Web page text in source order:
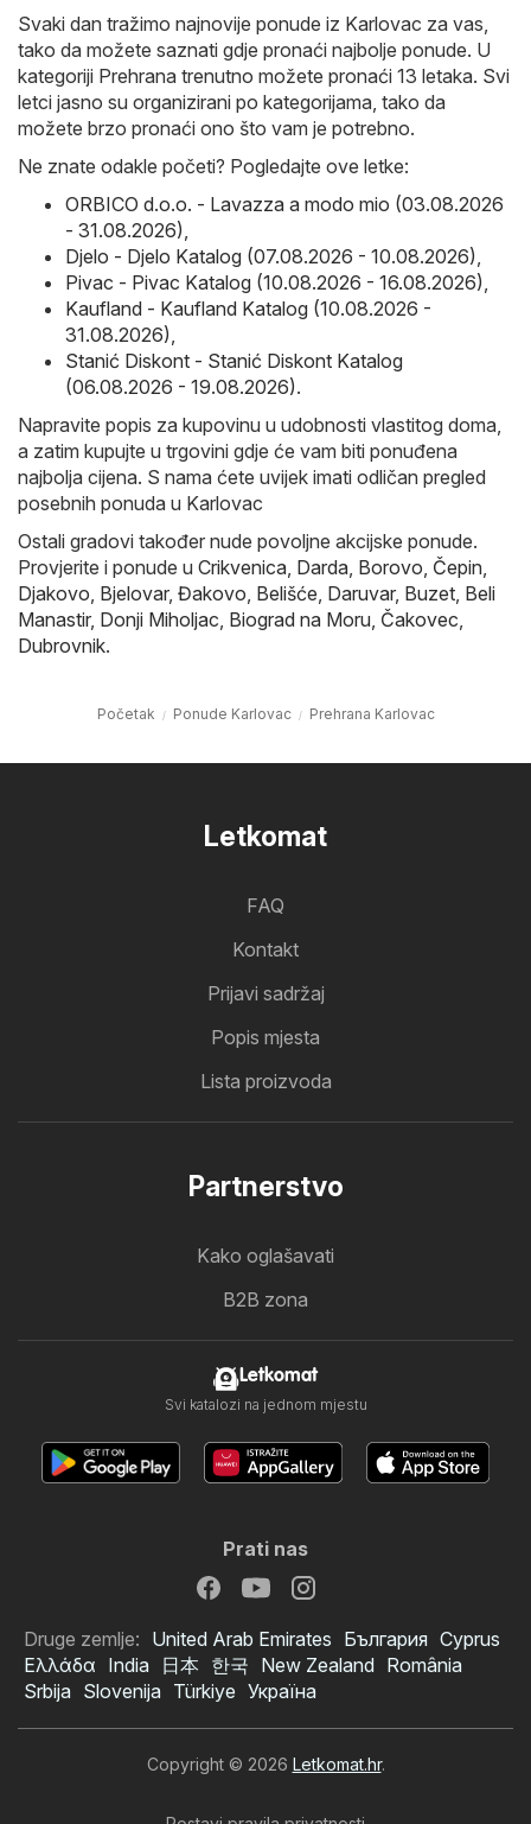
Svaki dan tražimo najnovije ponude iz Karlovac za vas,
tako da možete saznati gdje pronaći najbolje ponude. U
kategoriji Prehrana trenutno možete pronaći 13 letaka. Svi
letci jasno su organizirani po kategorijama, tako da
možete brzo pronaći ono što vam je potrebno.
Ne znate odakle početi? Pogledajte ove letke:
ORBICO d.o.o. - Lavazza a modo mio (03.08.2026
- 31.08.2026),
Djelo - Djelo Katalog (07.08.2026 - 10.08.2026),
Pivac - Pivac Katalog (10.08.2026 - 16.08.2026),
Kaufland - Kaufland Katalog (10.08.2026 -
31.08.2026),
Stanić Diskont - Stanić Diskont Katalog
(06.08.2026 - 19.08.2026).
Napravite popis za kupovinu u udobnosti vlastitog doma,
a zatim kupujte u trgovini gdje će vam biti ponuđena
najbolja cijena. S nama ćete uvijek imati odličan pregled
posebnih ponuda u Karlovac
Ostali gradovi također nude povoljne akcijske ponude.
Provjerite i ponude u Crikvenica, Darda, Borovo, Čepin,
Djakovo, Bjelovar, Đakovo, Belišće, Daruvar, Buzet, Beli
Manastir, Donji Miholjac, Biograd na Moru, Čakovec,
Dubrovnik.
Početak Ponude Karlovac Prehrana Karlovac
Letkomat
FAQ
Kontakt
Prijavi sadržaj
Popis mjesta
Lista proizvoda
Partnerstvo
Kako oglašavati
B2B zona
Letkomat
Svi katalozi na jednom mjestu
Prati nas
Druge zemlje: United Arab Emirates България Cyprus
Ελλάδα India 日本 한국 New Zealand România
Srbija Slovenija Türkiye Україна
Copyright © 2026 Letkomat.hr.